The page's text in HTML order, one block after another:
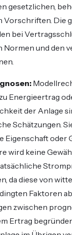
gesetzlichen,
Vorschriften. Die
bei
Normen und den
Energieertrag
der Anlage
Schätzungen.
Eigenschaft oder
wird keine
da diese von
Faktoren
zwischen
Ertrag